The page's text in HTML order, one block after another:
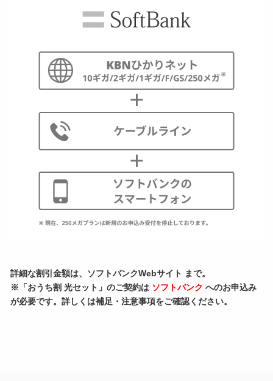
詳細な割引金額は、ソフトバンクWebサイト まで。
※「おうち割 光セット」のご契約は ソフトバンクへのお申込み
が必要です。詳しくは補足・注意事項をご確認ください。